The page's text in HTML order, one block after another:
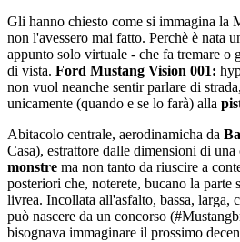
Gli hanno chiesto come si immagina la
non l'avessero mai fatto. Perchè è nata
appunto solo virtuale - che fa tremare o
di vista. Ford Mustang Vision 001:
non vuol neanche sentir parlare di
unicamente (quando e se lo farà) alla
Abitacolo centrale, aerodinamicha da
Casa), estrattore dalle dimensioni di una
monstre ma non tanto da riuscire a
posteriori che, noterete, bucano la parte
livrea. Incollata all'asfalto, bassa, larga,
può nascere da un concorso
bisognava immaginare il prossimo